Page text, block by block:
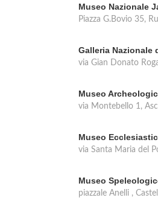
Museo Nazionale
Piazza G.Bovio 35,
Galleria Nazionale
via Gian Donato
Museo
via Montebello 1,
Museo
via Santa Maria del
Museo
piazzale Anelli ,